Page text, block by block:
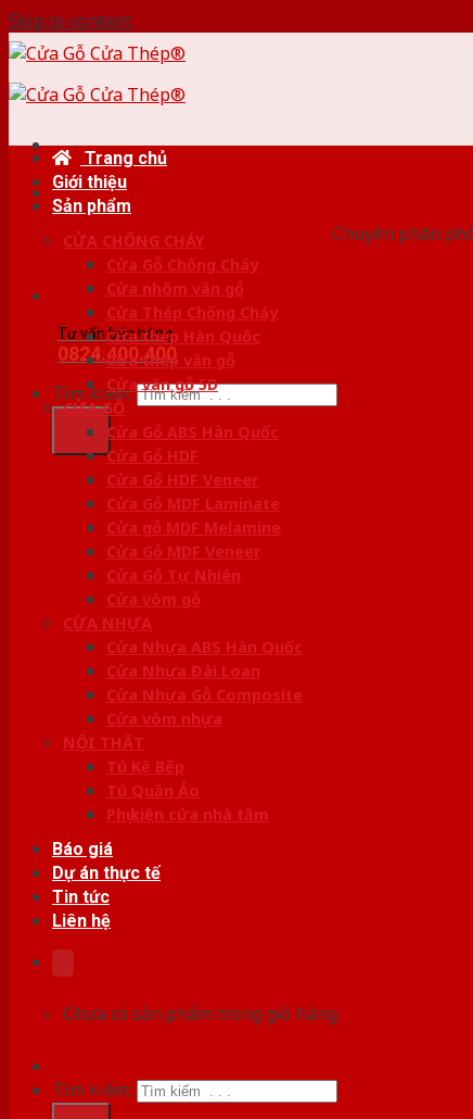
Skip to content
Chuyên phân
Tư vấn bán hàng
0824.400.400
Tìm kiếm:
Trang chủ
Giới thiệu
Sản phẩm
CỬA CHỐNG CHÁY
Cửa Gỗ Chống Cháy
Cửa nhôm vân gỗ
Cửa Thép Chống Cháy
Cửa thép Hàn Quốc
Cửa thép vân gỗ
Cửa vân gỗ 5D
CỬA GỖ
Cửa Gỗ ABS Hàn Quốc
Cửa Gỗ HDF
Cửa Gỗ HDF Veneer
Cửa Gỗ MDF Laminate
Cửa gỗ MDF Melamine
Cửa Gỗ MDF Veneer
Cửa Gỗ Tự Nhiên
Cửa vòm gỗ
CỬA NHỰA
Cửa Nhựa ABS Hàn Quốc
Cửa Nhựa Đài Loan
Cửa Nhựa Gỗ Composite
Cửa vòm nhựa
NỘI THẤT
Tủ Kệ Bếp
Tủ Quần Áo
Phụ kiện cửa nhà tắm
Báo giá
Dự án thực tế
Tin tức
Liên hệ
Chưa có sản phẩm trong giỏ hàng.
Tìm kiếm: